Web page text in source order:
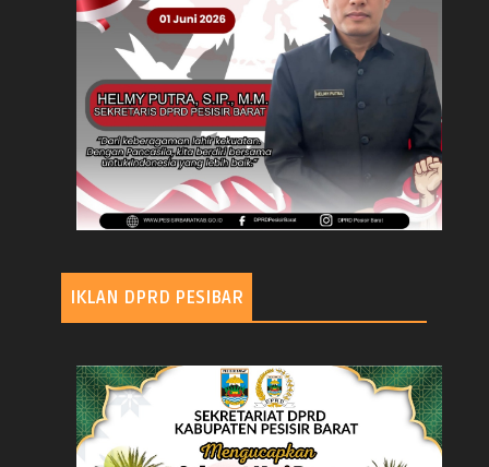
IKLAN DPRD PESIBAR